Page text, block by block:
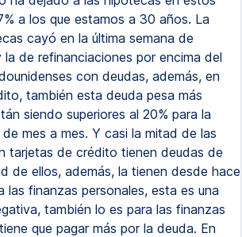
a los que estamos a 30 años. La
cayó en la última semana de
la de refinanciaciones por encima del
con deudas, además, en
también esta deuda pesa más
siendo superiores al 20% para la
mes a mes. Y casi la mitad de las
tarjetas de crédito tienen deudas de
de ellos, además, la tienen desde hace
las finanzas personales, esta es una
también lo es para las finanzas
que pagar más por la deuda. En